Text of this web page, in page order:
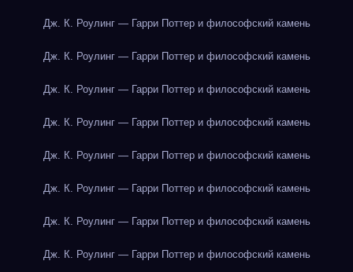
Дж. К. Роулинг — Гарри Поттер и философский камень
Дж. К. Роулинг — Гарри Поттер и философский камень
Дж. К. Роулинг — Гарри Поттер и философский камень
Дж. К. Роулинг — Гарри Поттер и философский камень
Дж. К. Роулинг — Гарри Поттер и философский камень
Дж. К. Роулинг — Гарри Поттер и философский камень
Дж. К. Роулинг — Гарри Поттер и философский камень
Дж. К. Роулинг — Гарри Поттер и философский камень